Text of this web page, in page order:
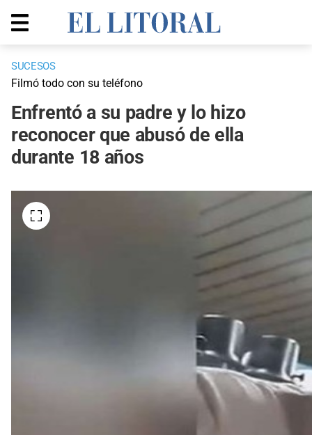
SUCESOS
Filmó todo con su teléfono
Enfrentó a su padre y lo hizo
reconocer que abusó de ella
durante 18 años